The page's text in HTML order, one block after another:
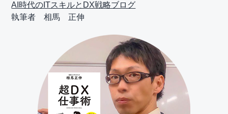
AI時代のITスキルとDX戦略ブログ
執筆者 相馬 正伸